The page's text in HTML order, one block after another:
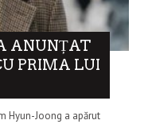
ANUNȚAT
PRIMA LUI
Hyun-Joong a apărut